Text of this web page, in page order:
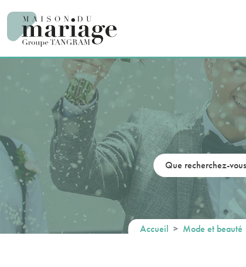
Accueil Mode et beauté